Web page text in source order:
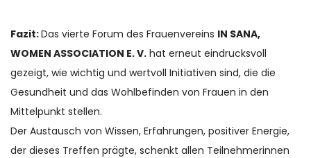
Fazit:Das vierte Forum des Frauenvereins IN SANA,
WOMEN ASSOCIATION E. V. hat erneut eindrucksvoll
gezeigt, wie wichtig und wertvoll Initiativen sind, die die
Gesundheit und das Wohlbefinden von Frauen in den
Mittelpunkt stellen.
Der Austausch von Wissen, Erfahrungen, positiver Energie,
der dieses Treffen prägte, schenkt allen Teilnehmerinnen